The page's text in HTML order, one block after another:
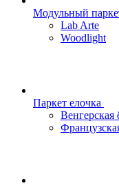
Модульный
Lab Arte
Woodlight
Паркет елочка